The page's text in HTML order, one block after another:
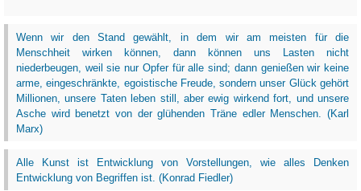
Wenn wir den Stand gewählt, in dem wir am meisten für die
Menschheit wirken können, dann können uns Lasten nicht
niederbeugen, weil sie nur Opfer für alle sind; dann genießen wir keine
arme, eingeschränkte, egoistische Freude, sondern unser Glück gehört
Millionen, unsere Taten leben still, aber ewig wirkend fort, und unsere
Asche wird benetzt von der glühenden Träne edler Menschen. (Karl
Marx)
Alle Kunst ist Entwicklung von Vorstellungen, wie alles Denken
Entwicklung von Begriffen ist. (Konrad Fiedler)